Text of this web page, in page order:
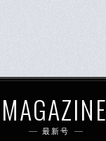
MAGAZINE
最新号